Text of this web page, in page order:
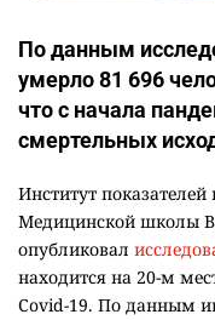
По данным
умерло 81 696
что с начала
смертельных
Институт
Медицинской школы
опубликовал
находится на 20-м
Covid-19. По данным